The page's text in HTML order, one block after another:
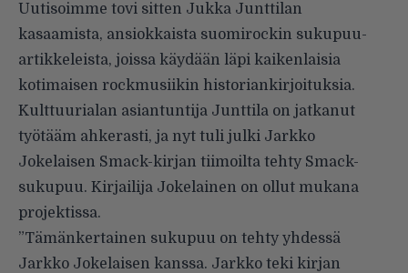
Uutisoimme tovi sitten Jukka Junttilan
kasaamista, ansiokkaista suomirockin sukupuu-
artikkeleista, joissa käydään läpi kaikenlaisia
kotimaisen rockmusiikin historiankirjoituksia.
Kulttuurialan asiantuntija Junttila on jatkanut
työtääm ahkerasti, ja nyt tuli julki Jarkko
Jokelaisen Smack-kirjan tiimoilta tehty Smack-
sukupuu. Kirjailija Jokelainen on ollut mukana
projektissa.
”Tämänkertainen sukupuu on tehty yhdessä
Jarkko Jokelaisen kanssa. Jarkko teki kirjan